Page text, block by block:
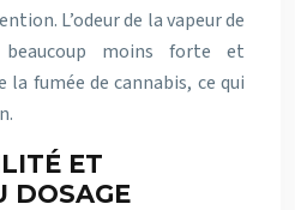
L’odeur de la vapeur de
moins forte et
fumée de cannabis, ce qui
ET
DOSAGE